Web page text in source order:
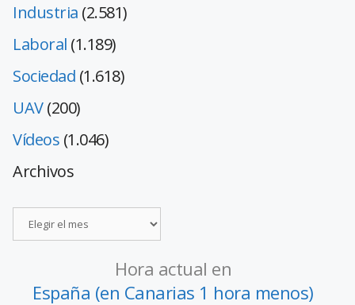
Industria (2.581)
Laboral (1.189)
Sociedad (1.618)
UAV(200)
Vídeos (1.046)
Archivos
Hora actual en
España (en Canarias 1 hora menos)